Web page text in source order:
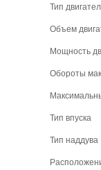
Тип
Объем
Мощность
Обороты
Тип впуска
Тип наддува